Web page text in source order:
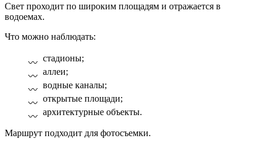
Свет проходит по широким площадям и отражается в
водоемах.
Что можно наблюдать:
стадионы;
аллеи;
водные каналы;
открытые площади;
архитектурные объекты.
Маршрут подходит для фотосъемки.